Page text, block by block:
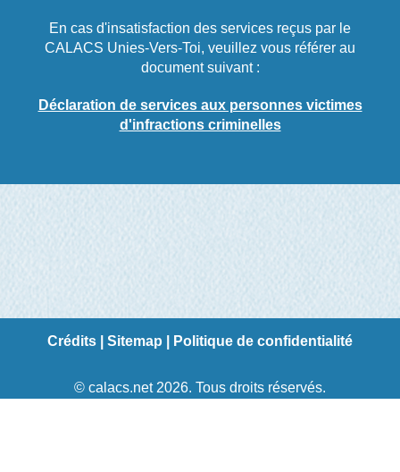
En cas d'insatisfaction des services reçus par le
CALACS Unies-Vers-Toi, veuillez vous référer au
document suivant :
Déclaration de services aux personnes victimes
d'infractions criminelles
Crédits Sitemap Politique de confidentialité
© calacs.net 2026. Tous droits réservés.